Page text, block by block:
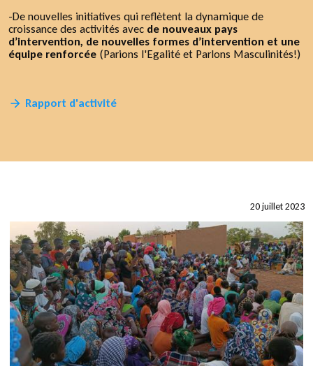
-De nouvelles initiatives qui reflètent la dynamique de
croissance des activités avec de nouveaux pays
d’intervention, de nouvelles formes d’intervention et une
équipe renforcée (Parions l'Egalité et Parlons Masculinités!)
Rapport d'activité
20 juillet 2023